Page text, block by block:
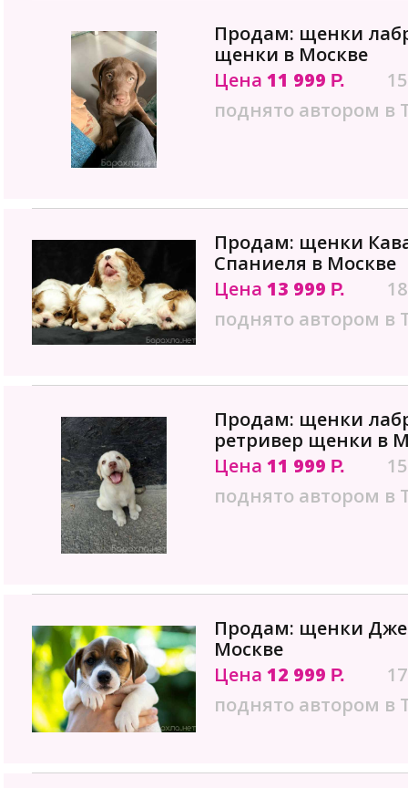
Продам: щенки
щенки в Москве
Цена 11 999 Р.
поднято автором в
Продам: щенки
Спаниеля в Москве
Цена 13 999 Р.
поднято автором в
Продам: щенки
ретривер щенки в
Цена 11 999 Р.
поднято автором в
Продам: щенки
Москве
Цена 12 999 Р.
поднято автором в